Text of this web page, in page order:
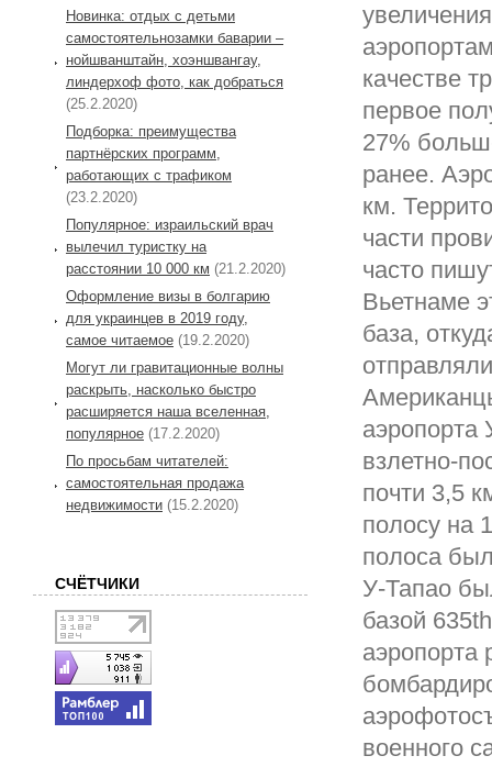
качестве
первое
27%
ранее.
км.
части
часто
Вьетнаме
база,
аэропорта
взлетно-
почти 3,5
полосу на
полоса
У-Тапао
базой
аэропорта
военного
Новинка: отдых с детьми
самостоятельнозамки баварии –
нойшванштайн, хоэншвангау,
линдерхоф фото, как добраться
(25.2.2020)
Подборка: преимущества
партнёрских программ,
работающих с трафиком
(23.2.2020)
Популярное: израильский врач
вылечил туристку на
расстоянии 10 000 км (21.2.2020)
Оформление визы в болгарию
для украинцев в 2019 году,
самое читаемое (19.2.2020)
Могут ли гравитационные волны
раскрыть, насколько быстро
расширяется наша вселенная,
популярное (17.2.2020)
По просьбам читателей:
самостоятельная продажа
недвижимости (15.2.2020)
СЧЁТЧИКИ